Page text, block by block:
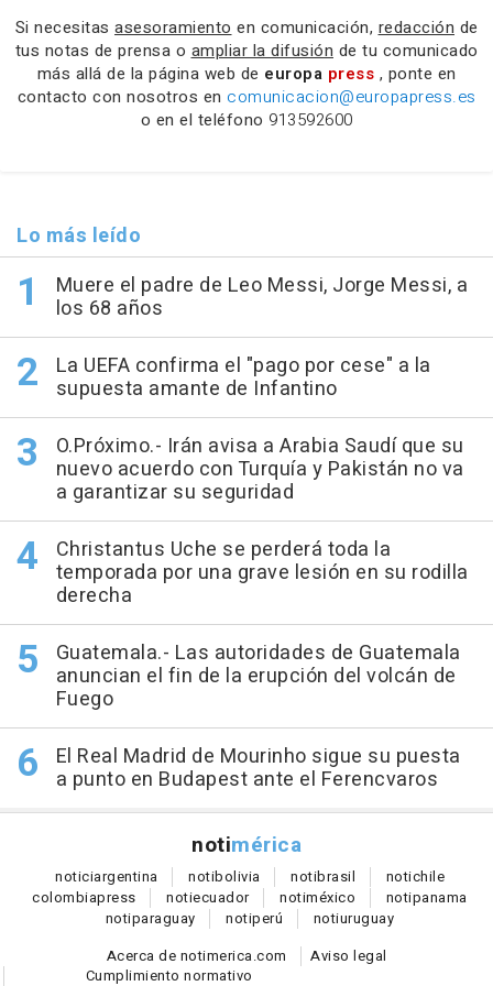
Si necesitas asesoramiento en comunicación, redacción de
tus notas de prensa o ampliar la difusión de tu comunicado
más allá de la página web de europa press , ponte en
contacto con nosotros en comunicacion@europapress.es
o en el teléfono 913592600
Lo más leído
Muere el padre de Leo Messi, Jorge Messi, a
los 68 años
La UEFA confirma el "pago por cese" a la
supuesta amante de Infantino
O.Próximo.- Irán avisa a Arabia Saudí que su
nuevo acuerdo con Turquía y Pakistán no va
a garantizar su seguridad
Christantus Uche se perderá toda la
temporada por una grave lesión en su rodilla
derecha
Guatemala.- Las autoridades de Guatemala
anuncian el fin de la erupción del volcán de
Fuego
El Real Madrid de Mourinho sigue su puesta
a punto en Budapest ante el Ferencvaros
notimérica
noticiargentina notibolivia notibrasil notichile
colombiapress notiecuador notiméxico notipanama
notiparaguay notiperú notiuruguay
Acerca de notimerica.com
Aviso legal
Cumplimiento normativo